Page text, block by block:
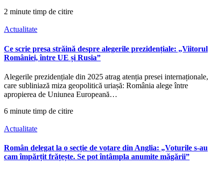
2 minute timp de citire
Actualitate
Ce scrie presa străină despre alegerile prezidențiale: „Viitorul
României, între UE și Rusia”
Alegerile prezidențiale din 2025 atrag atenția presei internaționale,
care subliniază miza geopolitică uriașă: România alege între
apropierea de Uniunea Europeană…
6 minute timp de citire
Actualitate
Român delegat la o secție de votare din Anglia: „Voturile s-au
cam împărțit frățește. Se pot întâmpla anumite măgării”